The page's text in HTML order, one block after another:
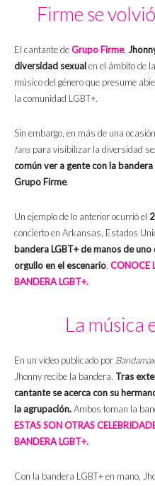
Firme se
El cantante deGrupo Firme,
diversidad sexualen el ámbito de
músico del género que presume
la comunidad LGBT+.
Sin embargo, en más de una
fans para visibilizar la diversidad
común ver a gente con la
Grupo Firme.
Un ejemplo de lo anterior ocurrió el
concierto en Arkansas, Estados
bandera LGBT+ de manos de
orgullo en el escenario. CONOCE
BANDERA LGBT+.
La música
En un video publicado por Bandamax
Jhonny recibe la bandera. Tras
cantante se acerca con su
la agrupación.Ambos toman la
ESTAS SON OTRAS
BANDERA LGBT+.
Con la bandera LGBT+ en mano,